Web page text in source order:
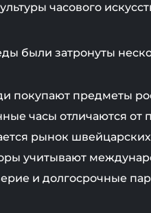
часового
были затронуты
покупают предметы
часы отличаются от
рынок
учитывают
и долгосрочные